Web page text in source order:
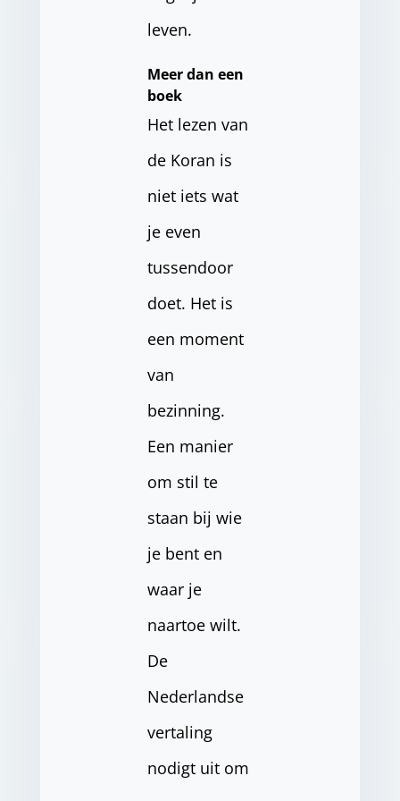
leven.
Meer dan een
boek
Het lezen van
de Koran is
niet iets wat
je even
tussendoor
doet. Het is
een moment
van
bezinning.
Een manier
om stil te
staan bij wie
je bent en
waar je
naartoe wilt.
De
Nederlandse
vertaling
nodigt uit om